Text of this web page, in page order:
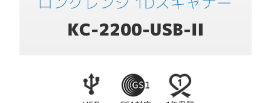
製品の主な機能